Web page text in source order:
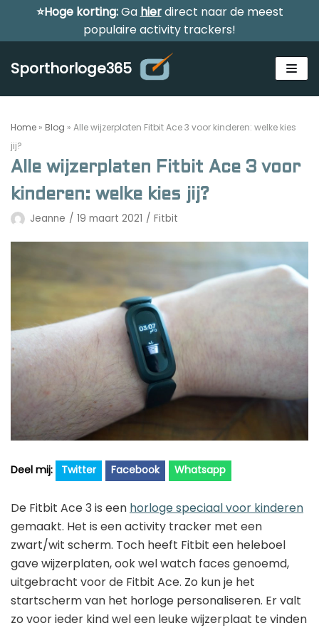
Meteen
inhoud
⭐Hoge korting:Ga hierdirect naar de meest
populaire activity trackers!
Sporthorloge365
Alle sporthorloges
Activity tracker
Smartwatches
Gezondheidshorloge
Golfhorloge
Accessoires
Vergelijk
Apple
Fitbit
Garmin
Huawei
Polar
Samsung
Wahoo
Withings
Xiaomi
Nieuws
Persbericht
Training
Contact
Home » Blog » Alle wijzerplaten Fitbit Ace 3 voor kinderen: welke kies
jij?
Alle wijzerplaten Fitbit Ace 3 voor
kinderen: welke kies jij?
Jeanne 19 maart 2021 Fitbit
Twitter Facebook Whatsapp
De Fitbit Ace 3 is een horloge speciaal voor kinderen
gemaakt. Het is een activity tracker met een
zwart/wit scherm. Toch heeft Fitbit een heleboel
gave wijzerplaten, ook wel watch faces genoemd,
uitgebracht voor de Fitbit Ace. Zo kun je het
startscherm van het horloge personaliseren. Er valt
zo voor ieder kind wel een leuke wijzerplaat te vinden